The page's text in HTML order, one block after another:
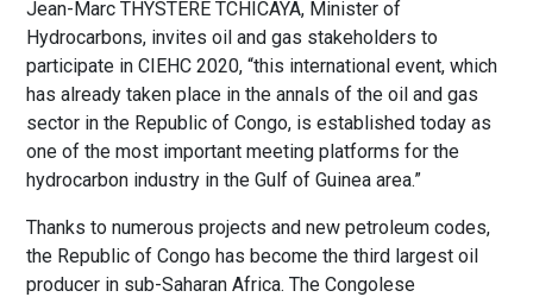
Jean-Marc THYSTERE TCHICAYA, Minister of
Hydrocarbons, invites oil and gas stakeholders to
participate in CIEHC 2020, “this international event, which
has already taken place in the annals of the oil and gas
sector in the Republic of Congo, is established today as
one of the most important meeting platforms for the
hydrocarbon industry in the Gulf of Guinea area.”
Thanks to numerous projects and new petroleum codes,
the Republic of Congo has become the third largest oil
producer in sub-Saharan Africa. The Congolese